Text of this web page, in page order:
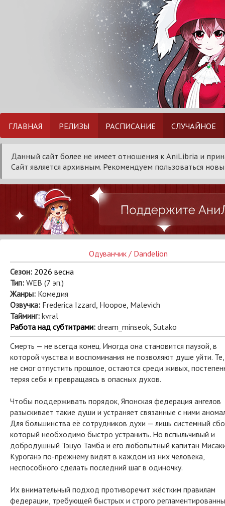
ГЛАВНАЯ РЕЛИЗЫ РАСПИСАНИЕ СЛУЧАЙНОЕ
Данный сайт более не имеет отношения к AniLibria и
Сайт является архивным. Рекомендуем пользоваться
Одуванчик / Dandelion
Сезон: 2026 весна
Тип: WEB (7 эп.)
Жанры: Комедия
Озвучка: Frederica Izzard, Hoopoe, Malevich
Тайминг: kvral
Работа над субтитрами: dream_minseok, Sutako
Смерть — не всегда конец. Иногда она становится паузой, в
которой чувства и воспоминания не позволяют душе уйти.
не смог отпустить прошлое, остаются среди живых,
теряя себя и превращаясь в опасных духов.
Чтобы поддерживать порядок, Японская федерация ангелов
разыскивает такие души и устраняет связанные с ними
Для большинства её сотрудников духи — лишь системный
который необходимо быстро устранить. Но вспыльчивый и
добродушный Тэцуо Тамба и его любопытный капитан
Куроганэ по-прежнему видят в каждом из них человека,
неспособного сделать последний шаг в одиночку.
Их внимательный подход противоречит жёстким правилам
федерации, требующей быстрых и строго